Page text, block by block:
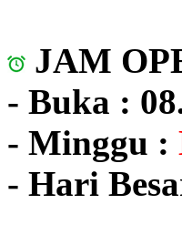
JAM
- Buka :
- Minggu :
- Hari